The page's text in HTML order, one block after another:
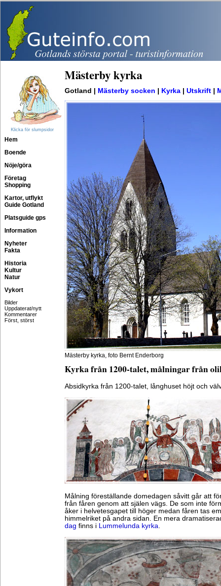
Klicka för slumpsidor
Hem
Boende
Nöje/göra
Företag
Shopping
Kartor, utflykt
Guide Gotland
Platsguide gps
Information
Nyheter
Fakta
Historia
Kultur
Natur
Vykort
Bilder
Uppdaterat/nytt
Kommentarer
Först, störst
Mästerby kyrka
Gotland | Mästerby socken Kyrka Utskrift
Mästerby kyrka, foto Bernt Enderborg
Kyrka från 1200-talet, målningar från
Absidkyrka från 1200-talet, långhuset höjt och
Målning föreställande domedagen såvitt går att
från fåren genom att själen vägs. De som inte
åker i helvetesgapet till höger medan fåren tas
himmelriket på andra sidan. En mera
dag finns i Lummelunda kyrka.